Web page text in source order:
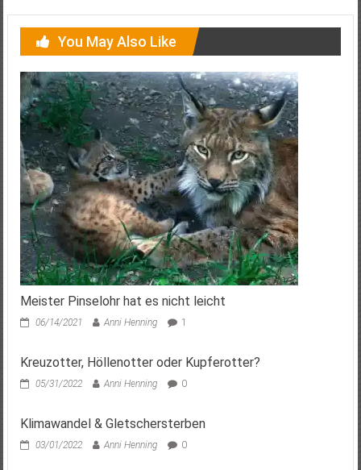
You May Also Like
Meister Pinselohr hat es nicht leicht
06/14/2021 Anni Henning 1
Kreuzotter, Höllenotter oder Kupferotter?
05/31/2022 Anni Henning 0
Klimawandel & Gletschersterben
03/01/2022 Anni Henning 0